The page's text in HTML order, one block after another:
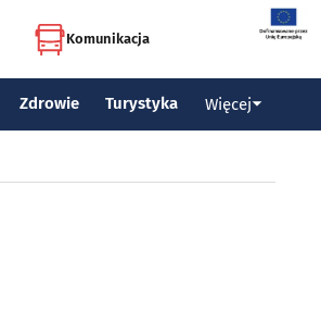
Komunikacja
Zdrowie Turystyka Więcej